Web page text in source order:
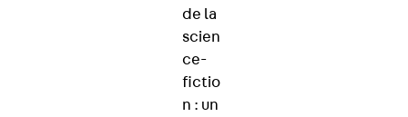
de la
scien
ce-
fictio
n : un